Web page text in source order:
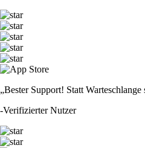
„Bester Support! Statt
-Verifizierter Nutzer